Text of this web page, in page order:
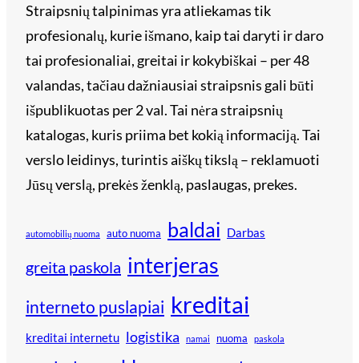
Straipsnių talpinimas yra atliekamas tik
profesionalų, kurie išmano, kaip tai daryti ir daro
tai profesionaliai, greitai ir kokybiškai – per 48
valandas, tačiau dažniausiai straipsnis gali būti
išpublikuotas per 2 val. Tai nėra straipsnių
katalogas, kuris priima bet kokią informaciją. Tai
verslo leidinys, turintis aiškų tikslą – reklamuoti
Jūsų verslą, prekės ženklą, paslaugas, prekes.
automobilių nuoma auto nuoma baldai Darbas
greita paskola interjeras
interneto puslapiai kreditai
kreditai internetu logistika namai nuoma paskola